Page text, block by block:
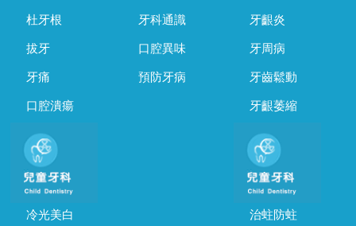
杜牙根
拔牙
牙痛
口腔潰瘍
牙科通識
口腔異味
預防牙病
牙齦炎
牙周病
牙齒鬆動
牙齦萎縮
冷光美白 治蛀防蛀